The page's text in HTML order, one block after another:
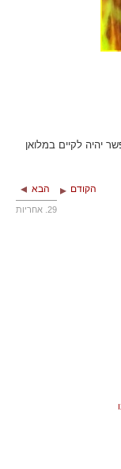
יהיה לקיים במלואן
הקודם הבא
29. אחריות